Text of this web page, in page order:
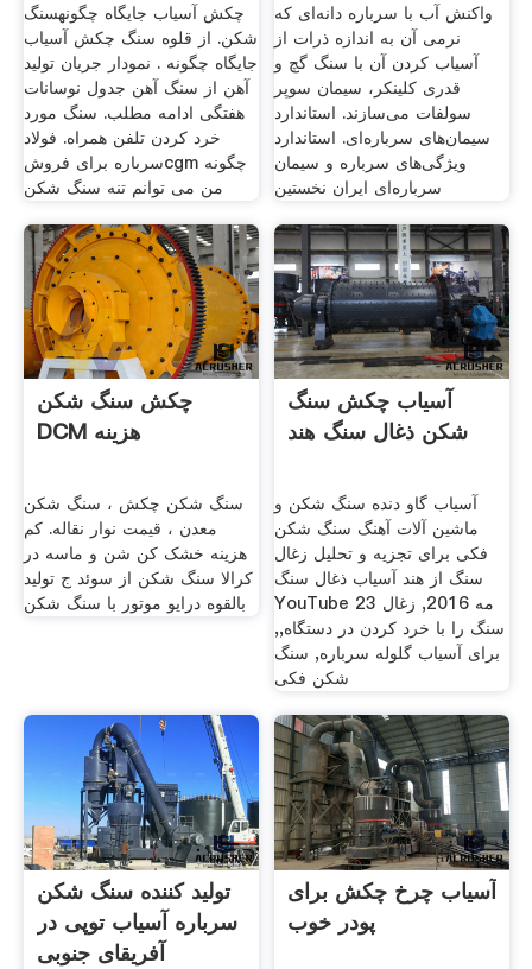
چکش آسیاب جایگاه چگونهسنگ
شکن. از قلوه سنگ چکش آسیاب
جایگاه چگونه . نمودار جریان تولید
آهن از سنگ آهن جدول نوسانات
هفتگی ادامه مطلب. سنگ مورد
خرد کردن تلفن همراه. فولاد
سرباره برای فروشcgm چگونه
من می توانم تنه سنگ شکن
واکنش آب با سرباره دانه‌ای که
نرمی آن به اندازه ذرات از
آسیاب کردن آن با سنگ گچ و
قدری کلینکر، سیمان سوپر
سولفات می‌سازند. استاندارد
سیمان‌های سرباره‌ای. استاندارد
ویژگی‌های سرباره و سیمان
سرباره‌ای ایران نخستین
چکش سنگ شکن
DCM هزینه
سنگ شکن چکش ، سنگ شکن
معدن ، قیمت نوار نقاله. کم
هزینه خشک کن شن و ماسه در
کرالا سنگ شکن از سوئد ج تولید
بالقوه درایو موتور با سنگ شکن
آسیاب چکش سنگ
شکن ذغال سنگ هند
آسیاب گاو دنده سنگ شکن و
ماشین آلات آهنگ سنگ شکن
فکی برای تجزیه و تحلیل زغال
سنگ از هند آسیاب ذغال سنگ
YouTube 23 مه 2016, زغال
سنگ را با خرد کردن در دستگاه,,
برای آسیاب گلوله سرباره, سنگ
شکن فکی
تولید کننده سنگ شکن
سرباره آسیاب توپی در
آفریقای جنوبی
آسیاب چرخ چکش برای
پودر خوب